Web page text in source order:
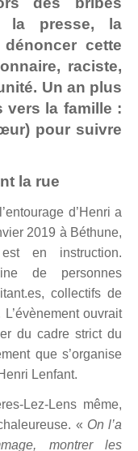
la presse, la
cette
raciste,
Un an plus
vers la famille :
pour suivre
la rue
d’Henri a
2019 à Béthune,
en instruction.
de personnes
collectifs de
ouvrait
du cadre strict du
que s’organise
Lenfant.
Lez-Lens même,
« On l’a
montrer les